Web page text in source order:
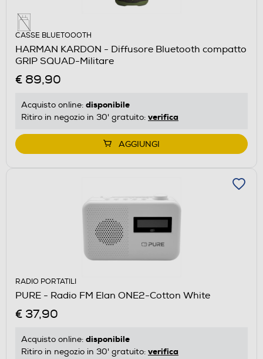
CASSE BLUETOOOTH
HARMAN KARDON - Diffusore Bluetooth compatto
GRIP SQUAD-Militare
€ 89,90
Acquisto online: disponibile
Ritiro in negozio in 30' gratuito: verifica
AGGIUNGI
RADIO PORTATILI
PURE - Radio FM Elan ONE2-Cotton White
€ 37,90
Acquisto online: disponibile
Ritiro in negozio in 30' gratuito: verifica